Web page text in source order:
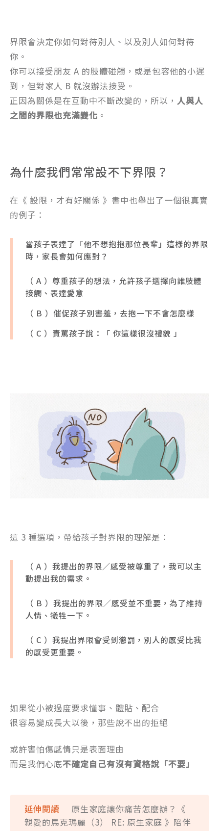
界限會決定你如何對待別人、以及別人如何對待
你。
你可以接受朋友 A 的肢體碰觸，或是包容他的小遲
到，但對家人 B 就沒辦法接受。
正因為關係是在互動中不斷改變的，所以， 人與人
之間的界限也充滿變化 。
為什麼我們常常設不下界限？
在《 設限，才有好關係 》書中也舉出了一個很真實
的例子：
當孩子表達了「他不想抱抱那位長輩」這樣的界限
時，家長會如何應對？
（ A ）尊重孩子的想法，允許孩子選擇向誰肢體
接觸、表達愛意
（ B ）催促孩子別害羞，去抱一下不會怎麼樣
（ C ）責罵孩子說：「 你這樣很沒禮貌 」
這 3 種選項，帶給孩子對界限的理解是：
（ A ）我提出的界限／感受被尊重了，我可以主
動提出我的需求。
（ B ）我提出的界限／感受並不重要，為了維持
人情、犧牲一下。
（ C ）我提出界限會受到懲罰，別人的感受比我
的感受更重要。
如果從小被過度要求懂事、體貼、配合
很容易變成長大以後，那些說不出的拒絕
或許害怕傷感情只是表面理由
而是我們心底不確定自己有沒有資格說「不要」
延伸閱讀
原生家庭讓你痛苦怎麼辦？《
親愛的馬克瑪麗（3） RE: 原生家庭 》陪伴